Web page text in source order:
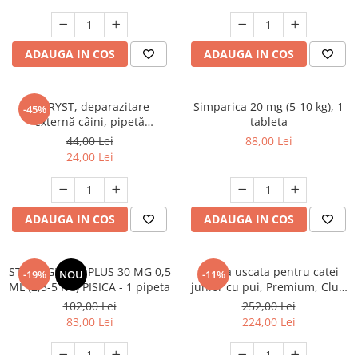
LAPTE PRAF
IMUNITATE
ADAUGA IN COS ADAUGA IN COS
-45%
FYPRYST, deparazitare
externă câini, pipetă
repelentă, L(20 - 40kg), 1 buc
44,00 Lei
24,00 Lei
ADAUGA IN COS
Simparica 20 mg (5-10 kg), 1
tableta
88,00 Lei
ADAUGA IN COS
-19% NOU
STRONGHOLD PLUS 30 MG 0,5
ML (2,5-5 KG) PISICA - 1 pipeta
102,00 Lei
83,00 Lei
-11%
Hrana uscata pentru catei
junior cu pui, Premium, Club
4 Paws, 14 kg
252,00 Lei
224,00 Lei